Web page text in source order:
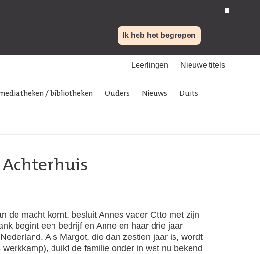
Ik heb het begrepen
Leerlingen Nieuwe titels
/ bibliotheken Ouders Nieuws Duits
Achterhuis
de macht komt, besluit Annes vader Otto met zijn
begint een bedrijf en Anne en haar drie jaar
Als Margot, die dan zestien jaar is, wordt
duikt de familie onder in wat nu bekend